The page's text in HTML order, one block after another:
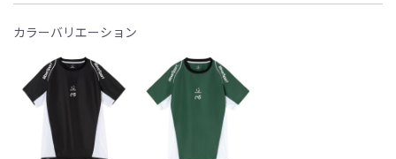
カラーバリエーション